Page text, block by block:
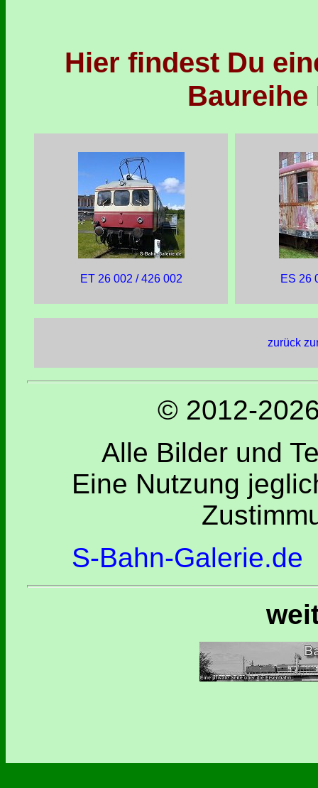
Hier findest Du
Baureihe
ET 26 002 / 426 002 ES 26
zurück
© 2012-
Alle Bilder und
Eine Nutzung
S-Bahn-Galerie.de